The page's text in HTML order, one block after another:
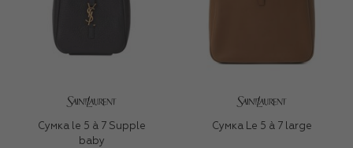
Сумка le 5 à 7 Supple
baby
Сумка Le 5 à 7 large